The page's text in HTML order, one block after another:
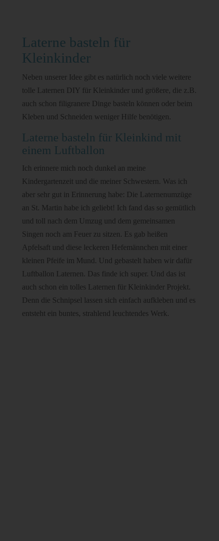
Laterne basteln für
Kleinkinder
Neben unserer Idee gibt es natürlich noch viele weitere
tolle Laternen DIY für Kleinkinder und größere, die z.B.
auch schon filigranere Dinge basteln können oder beim
Kleben und Schneiden weniger Hilfe benötigen.
Laterne basteln für Kleinkind mit
einem Luftballon
Ich erinnere mich noch dunkel an meine
Kindergartenzeit und die meiner Schwestern. Was ich
aber sehr gut in Erinnerung habe: Die Laternenumzüge
an St. Martin habe ich geliebt! Ich fand das so gemütlich
und toll nach dem Umzug und dem gemeinsamen
Singen noch am Feuer zu sitzen. Es gab heißen
Apfelsaft und diese leckeren Hefemännchen mit einer
kleinen Pfeife im Mund. Und gebastelt haben wir dafür
Luftballon Laternen. Das finde ich super. Und das ist
auch schon ein tolles Laternen für Kleinkinder Projekt.
Denn die Schnipsel lassen sich einfach aufkleben und es
entsteht ein buntes, strahlend leuchtendes Werk.